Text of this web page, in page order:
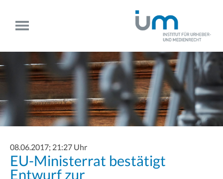
08.06.2017; 21:27 Uhr
EU-Ministerrat bestätigt
Entwurf zur